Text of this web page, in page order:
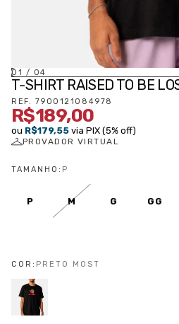
01 / 04
T-SHIRT RAISED TO BE
REF. 7900121084978
R$189,00
ou R$179,55 via PIX (5% off)
PROVADOR VIRTUAL
TAMANHO: P
P M G GG
COR: PRETO MOST